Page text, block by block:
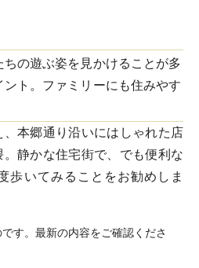
の遊ぶ姿を見かけることが多
ト。ファミリーにも住みやす
本郷通り沿いにはしゃれた店
静かな住宅街で、でも便利な
歩いてみることをお勧めしま
す。最新の内容をご確認くださ